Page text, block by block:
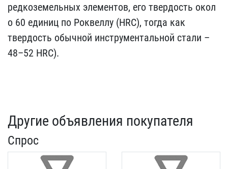
редкоземельных элеме​нтов, его твердость окол​
о 60 единиц по Роквеллу ​(HRC), тогда как
твердос​ть обычной инструменталь​ной стали –
48–52 HRC).
Другие объявления покупателя
Спрос